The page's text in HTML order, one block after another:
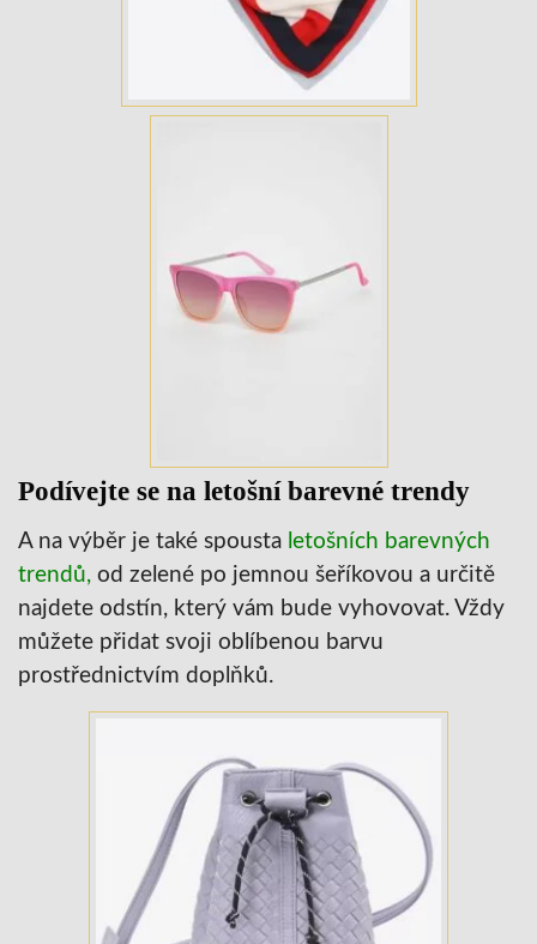
Podívejte se na letošní barevné trendy
A na výběr je také spousta letošních barevných
trendů, od zelené po jemnou šeříkovou a určitě
najdete odstín, který vám bude vyhovovat. Vždy
můžete přidat svoji oblíbenou barvu
prostřednictvím doplňků.